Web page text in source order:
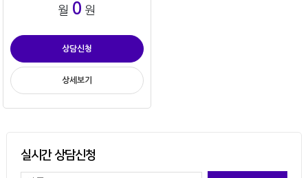
월 0 원
상담신청
상세보기
실시간 상담신청